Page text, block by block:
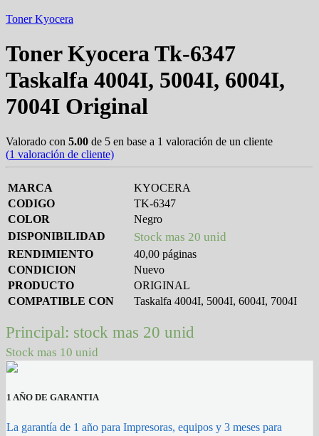
Toner Kyocera
Toner Kyocera Tk-6347
Taskalfa 4004I, 5004I, 6004I,
7004I Original
Valorado con 5.00 de 5 en base a 1 valoración de un cliente
(1 valoración de cliente)
MARCA
KYOCERA
CODIGO
TK-6347
COLOR
Negro
DISPONIBILIDAD
Stock mas 20 unid
RENDIMIENTO
40,00 páginas
CONDICION
Nuevo
PRODUCTO
ORIGINAL
COMPATIBLE CON
Taskalfa 4004I, 5004I, 6004I, 7004I
Principal: stock mas 20 unid
Stock mas 10 unid
1 AÑO DE GARANTIA
La garantía de 1 año para Impresoras, equipos y 3 meses para